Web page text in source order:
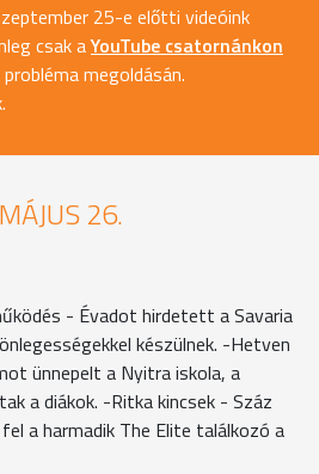
25-e előtti videóink
csak aYouTube csatornánkon
megoldásán.
26.
- Évadot hirdetett a Savaria
készülnek. -Hetven
ünnepelt a Nyitra iskola, a
a diákok. -Ritka kincsek - Száz
a harmadik The Elite találkozó a